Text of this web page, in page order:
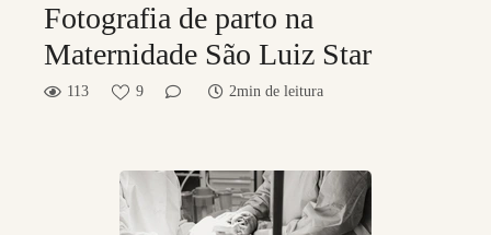
Fotografia de parto na
Maternidade São Luiz Star
113 9 2min de leitura